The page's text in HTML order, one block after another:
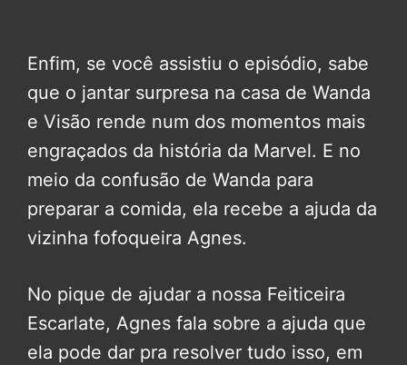
Enfim, se você assistiu o episódio, sabe
que o jantar surpresa na casa de Wanda
e Visão rende num dos momentos mais
engraçados da história da Marvel. E no
meio da confusão de Wanda para
preparar a comida, ela recebe a ajuda da
vizinha fofoqueira Agnes.
No pique de ajudar a nossa Feiticeira
Escarlate, Agnes fala sobre a ajuda que
ela pode dar pra resolver tudo isso, em